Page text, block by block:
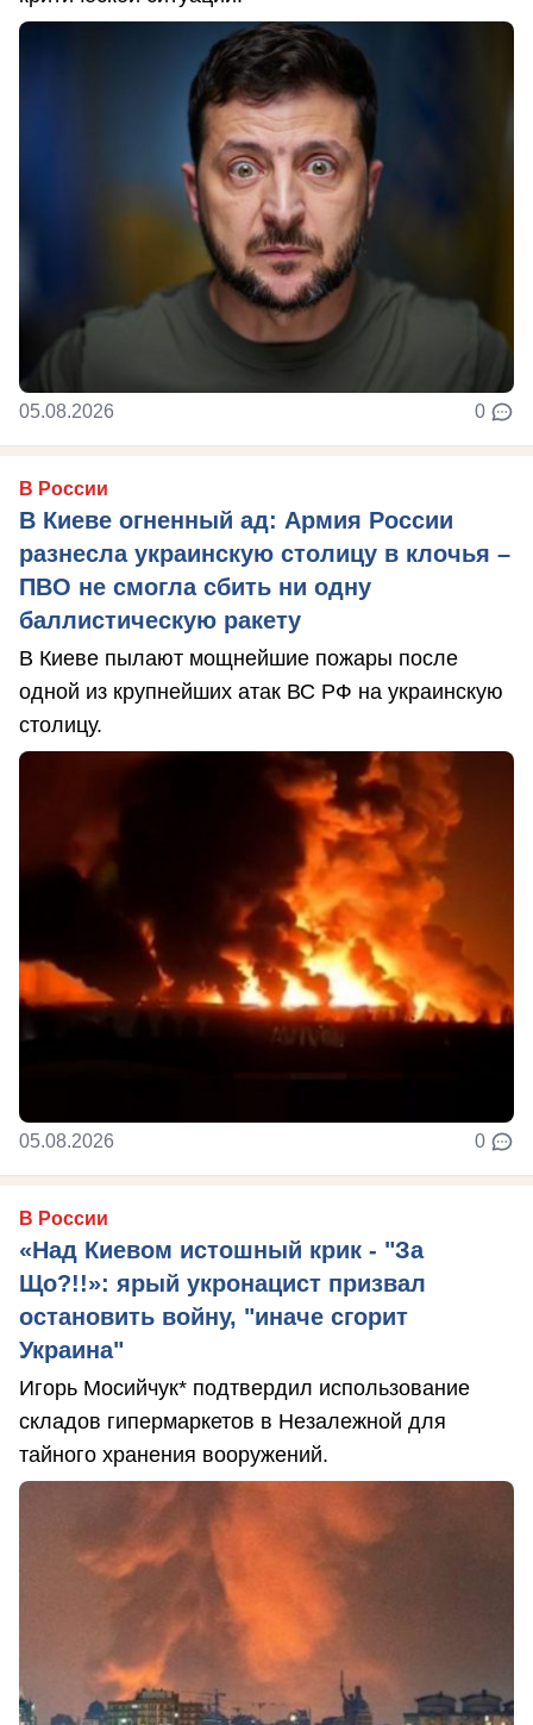
05.08.2026 0
В России
В Киеве огненный ад: Армия России
разнесла украинскую столицу в клочья –
ПВО не смогла сбить ни одну
баллистическую ракету
В Киеве пылают мощнейшие пожары после
одной из крупнейших атак ВС РФ на украинскую
столицу.
05.08.2026 0
В России
«Над Киевом истошный крик - "За
Що?!!»: ярый укронацист призвал
остановить войну, "иначе сгорит
Украина"
Игорь Мосийчук* подтвердил использование
складов гипермаркетов в Незалежной для
тайного хранения вооружений.